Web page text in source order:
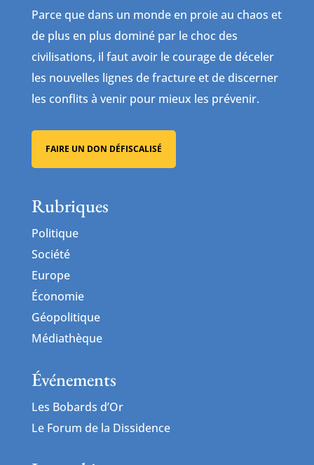
Parce que dans un monde en proie au chaos et
de plus en plus dominé par le choc des
civilisations, il faut avoir le courage de déceler
les nouvelles lignes de fracture et de discerner
les conflits à venir pour mieux les prévenir.
FAIRE UN DON DÉFISCALISÉ
Rubriques
Politique
Société
Europe
Économie
Géopolitique
Médiathèque
Événements
Les Bobards d’Or
Le Forum de la Dissidence